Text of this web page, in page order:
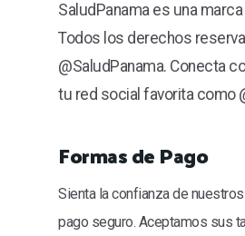
SaludPanama es una
Todos los derechos
@SaludPanama. Conecta
tu red social favorita como
Formas de Pago
Sienta la confianza de
pago seguro. Aceptamos sus